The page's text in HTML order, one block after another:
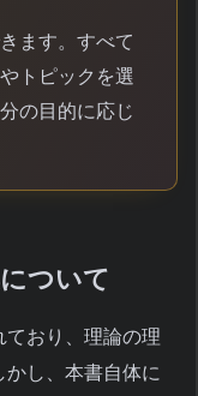
ます。すべて
トピックを選
の目的に応じ
ついて
ており、理論の理
し、本書自体に